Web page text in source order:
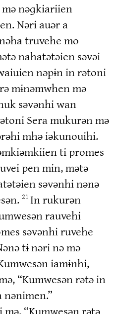
nəɡkiariien
Nəri auər a
truvehe mo
nahatətəien səvəi
nəpɨn in rətoni
mɨnəmwhen mə
səvənhi wan
Sera mukurən mə
mhə iəkunouihi.
tɨ promes
pen min, mətə
səvənhi nənə
21 In rukurən
rauvehi
səvənhi ruvehe
tɨ nəri nə mə
iamɨnhi,
“Kumwesən rətə in
“Kumwesən rətə